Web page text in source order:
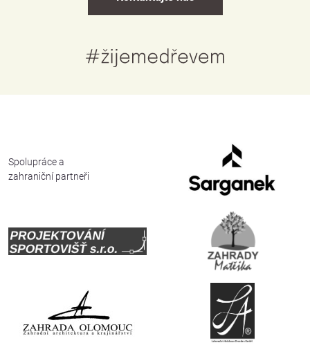
Spolupráce a
zahraniční partneři